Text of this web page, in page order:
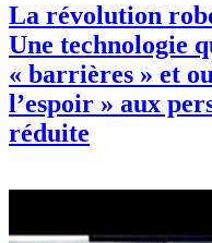
La révolution
Une technologie
« barrières » et
l’espoir » aux
réduite